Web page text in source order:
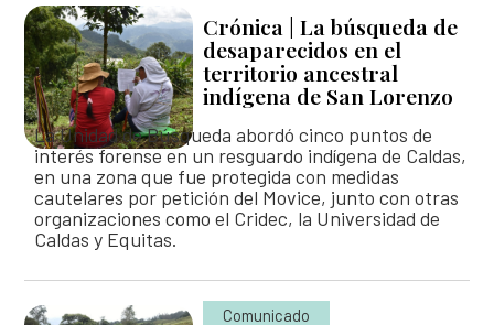
Crónica | La búsqueda de
desaparecidos en el
territorio ancestral
indígena de San Lorenzo
La Unidad de Búsqueda abordó cinco puntos de
interés forense en un resguardo indígena de Caldas,
en una zona que fue protegida con medidas
cautelares por petición del Movice, junto con otras
organizaciones como el Cridec, la Universidad de
Caldas y Equitas.
Comunicado